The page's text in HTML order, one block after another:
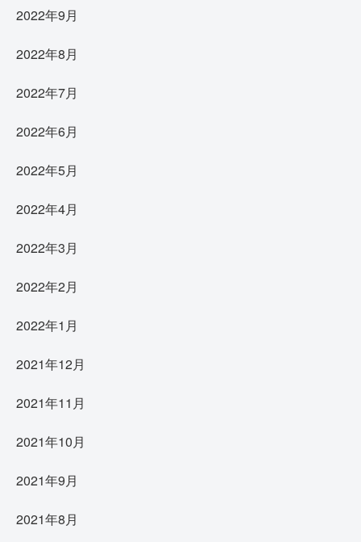
2022年9月
2022年8月
2022年7月
2022年6月
2022年5月
2022年4月
2022年3月
2022年2月
2022年1月
2021年12月
2021年11月
2021年10月
2021年9月
2021年8月